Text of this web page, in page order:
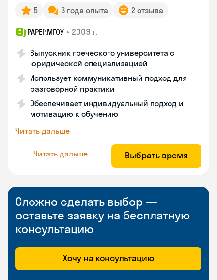
5 3 года опыта 2 отзыва
PAPEI\MГОУ • 2009 г.
Выпускник греческого университета с
юридической специализацией
Использует коммуникативный подход для
разговорной практики
Обеспечивает индивидуальный подход и
мотивацию к обучению
Читать дальше
Читать дальше Выбрать время
Сложно сделать выбор —
оставьте заявку на бесплатную
консультацию
Хочу на консультацию